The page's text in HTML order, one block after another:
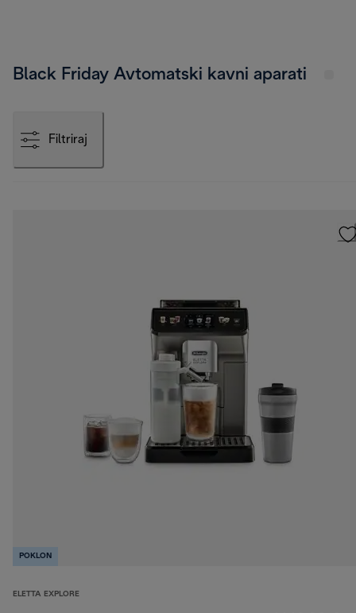
Black Friday Avtomatski kavni aparati
Filtriraj
POKLON
ELETTA EXPLORE